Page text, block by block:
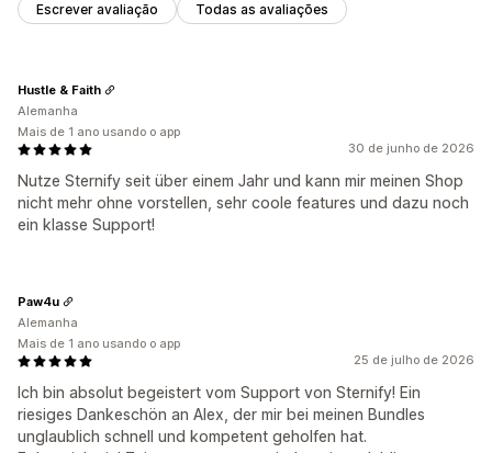
Escrever avaliação Todas as avaliações
30 de junho de 2026
Nutze Sternify seit über einem Jahr und kann mir meinen Shop
nicht mehr ohne vorstellen, sehr coole features und dazu noch
ein klasse Support!
Hustle & Faith
Alemanha
Mais de 1 ano usando o app
25 de julho de 2026
Ich bin absolut begeistert vom Support von Sternify! Ein
riesiges Dankeschön an Alex, der mir bei meinen Bundles
unglaublich schnell und kompetent geholfen hat.
Paw4u
Alemanha
Mais de 1 ano usando o app